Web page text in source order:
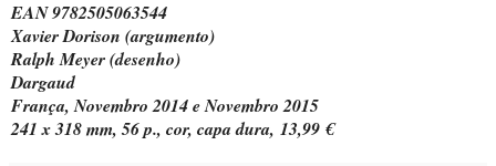
EAN 9782505063544
Xavier Dorison (argumento)
Ralph Meyer (desenho)
Dargaud
França, Novembro 2014 e Novembro 2015
241 x 318 mm, 56 p., cor, capa dura, 13,99 €